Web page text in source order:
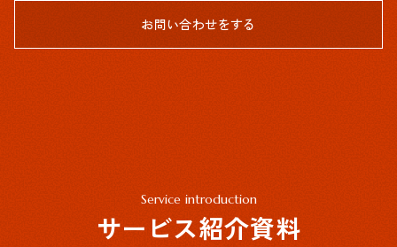
お問い合わせをする
Service introduction
サービス紹介資料